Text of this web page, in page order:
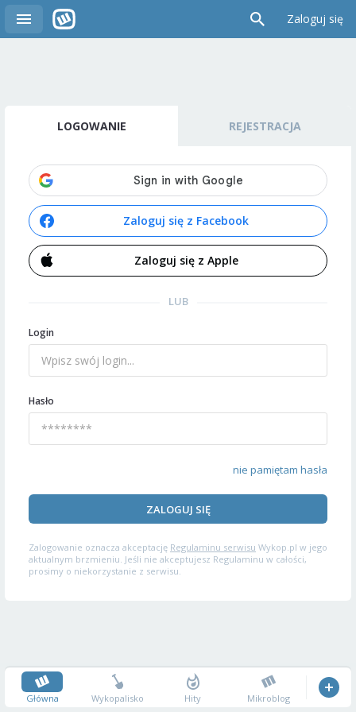
Zaloguj się
LOGOWANIE REJESTRACJA
Zaloguj się z Facebook
Zaloguj się z Apple
LUB
Login
Hasło
nie pamiętam hasła
ZALOGUJ SIĘ
Zalogowanie oznacza akceptację Regulaminu serwisu Wykop.pl w jego
aktualnym brzmieniu. Jeśli nie akceptujesz Regulaminu w całości,
prosimy o niekorzystanie z serwisu.
Główna Wykopalisko Hity Mikroblog